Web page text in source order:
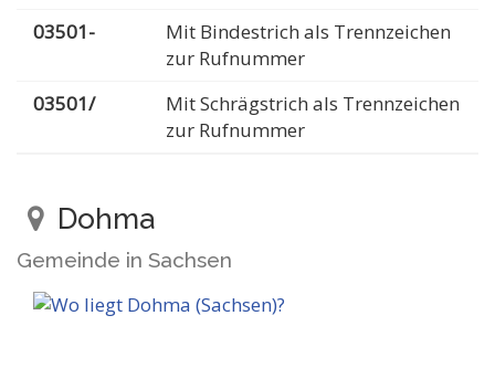
03501-
Mit Bindestrich als Trennzeichen
zur Rufnummer
03501/
Mit Schrägstrich als Trennzeichen
zur Rufnummer
Dohma
Gemeinde in Sachsen